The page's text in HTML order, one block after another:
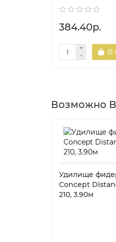
384.40р.
В
Возможно
Удилище
Concept
210, 3.90м